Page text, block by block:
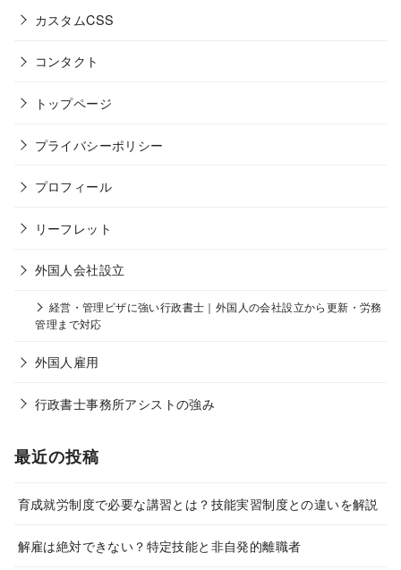
カスタムCSS
コンタクト
トップページ
プライバシーポリシー
プロフィール
リーフレット
外国人会社設立
経営・管理ビザに強い行政書士｜外国人の会社設立から更新・労務
管理まで対応
外国人雇用
行政書士事務所アシストの強み
最近の投稿
育成就労制度で必要な講習とは？技能実習制度との違いを解説
解雇は絶対できない？特定技能と非自発的離職者